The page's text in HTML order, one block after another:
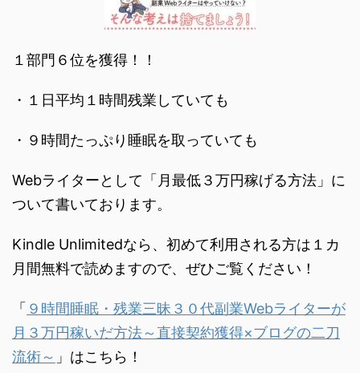
１部門６位を獲得！！
・１日平均１時間残業していても
・９時間たっぷり睡眠を取っていても
Webライターとして「月最低３万円稼げる方法」に
ついて書いております。
Kindle Unlimitedなら、初めて利用される方は１カ
月間無料で読めますので、ぜひご覧ください！
「 ９時間睡眠・残業三昧３０代副業Webライターが
月３万円稼いだ方法～直接契約獲得×ブログの二刀
流術～ 」はこちら！